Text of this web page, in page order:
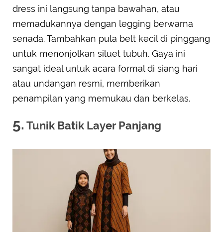
dress ini langsung tanpa bawahan, atau
memadukannya dengan legging berwarna
senada. Tambahkan pula belt kecil di pinggang
untuk menonjolkan siluet tubuh. Gaya ini
sangat ideal untuk acara formal di siang hari
atau undangan resmi, memberikan
penampilan yang memukau dan berkelas.
5. Tunik Batik Layer Panjang